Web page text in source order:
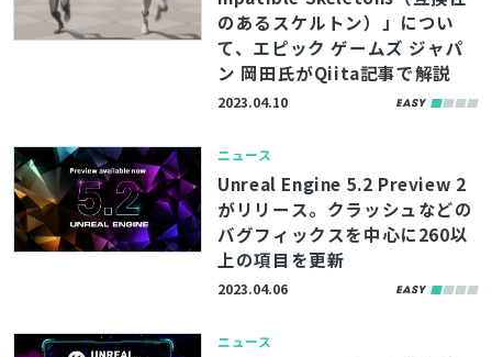
のあるスケルトン）」につい
て、エピック ゲームズ ジャパ
ン 岡田氏がQiita記事で解説
2023.04.10
ニュース
Unreal Engine 5.2 Preview 2
がリリース。クラッシュなどの
バグフィックスを中心に260以
上の項目を更新
2023.04.06
ニュース